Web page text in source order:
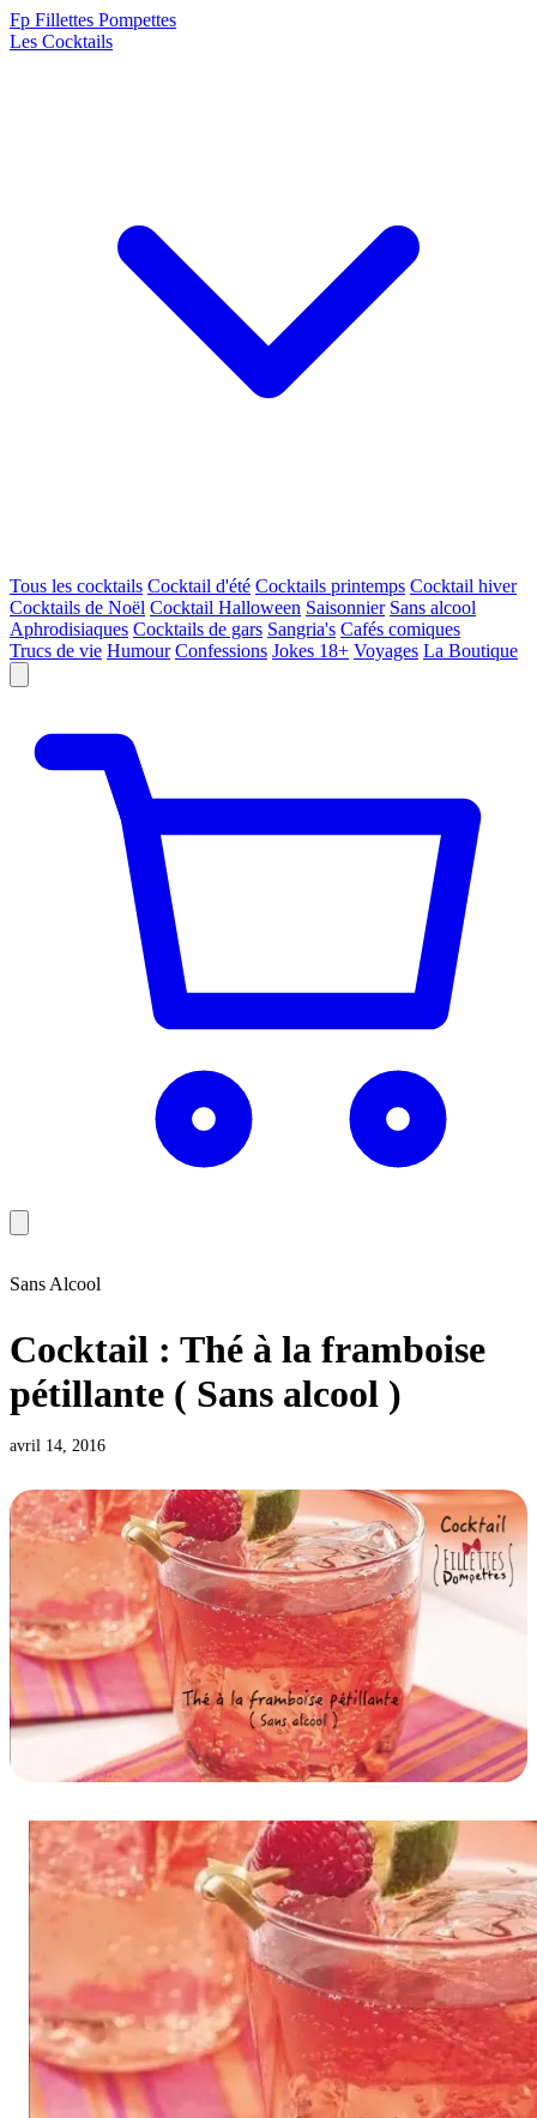
Fp Fillettes Pompettes
Les Cocktails
Tous les cocktails Cocktail d'été Cocktails printemps Cocktail hiver
Cocktails de Noël Cocktail Halloween Saisonnier Sans alcool
Aphrodisiaques Cocktails de gars Sangria's Cafés comiques
Trucs de vie Humour Confessions Jokes 18+ Voyages La Boutique
Sans Alcool
Cocktail : Thé à la framboise
pétillante ( Sans alcool )
avril 14, 2016